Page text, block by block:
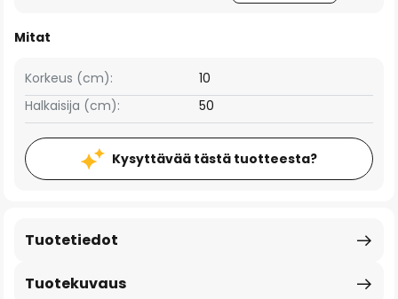
Mitat
Korkeus (cm):
10
Halkaisija (cm):
50
Kysyttävää tästä tuotteesta?
Tuotekuvaus
Tuotetiedot